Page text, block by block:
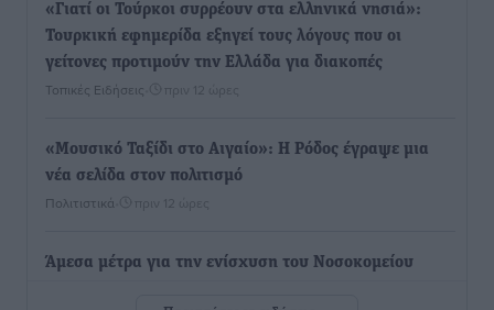
«Γιατί οι Τούρκοι συρρέουν στα ελληνικά νησιά»:
Τουρκική εφημερίδα εξηγεί τους λόγους που οι
γείτονες προτιμούν την Ελλάδα για διακοπές
Τοπικές Ειδήσεις πριν 12 ώρες
«Μουσικό Ταξίδι στο Αιγαίο»: Η Ρόδος έγραψε μια
νέα σελίδα στον πολιτισμό
Πολιτιστικά πριν 12 ώρες
Άμεσα μέτρα για την ενίσχυση του Νοσοκομείου